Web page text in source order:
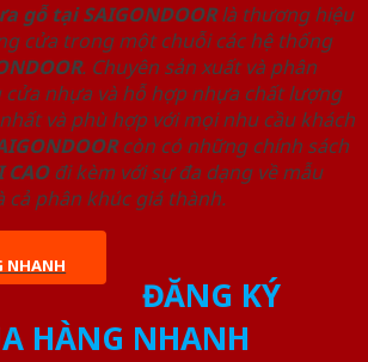
gỗ tại SAIGONDOORlà thương hiệu
cửa trong một chuỗi các hệ thống
. Chuyên sản xuất và phân
nhựa và hỗ hợp nhựa chất lượng
và phù hợp với mọi nhu cầu khách
còn có những chính sách
CAOđi kèm với sự đa dạng về mẫu
cả phân khúc giá thành.
NHANH
ĐĂNG KÝ
HÀNG NHANH